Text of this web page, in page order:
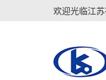
欢迎光临江